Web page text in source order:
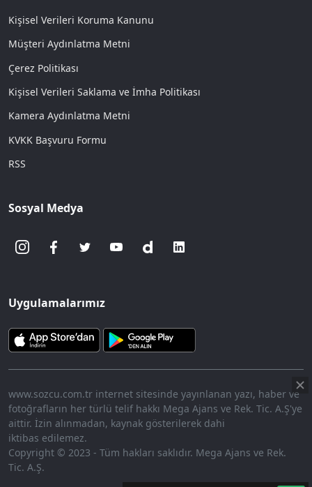
Aç
9.92%
Kişisel Verileri Koruma Kanunu
Müşteri Aydınlatma Metni
Çerez Politikası
Kişisel Verileri Saklama ve İmha Politikası
Kamera Aydınlatma Metni
KVKK Başvuru Formu
RSS
Sosyal Medya
Uygulamalarımız
www.sozcu.com.tr internet sitesinde yayınlanan yazı, haber ve
fotoğrafların her türlü telif hakkı Mega Ajans ve Rek. Tic. A.Ş'ye
aittir. İzin alınmadan, kaynak gösterilerek dahi
iktibas edilemez.
Copyright © 2023 - Tüm hakları saklıdır. Mega Ajans ve Rek.
Tic. A.Ş.